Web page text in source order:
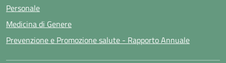
Personale
Medicina di Genere
Prevenzione e Promozione salute - Rapporto Annuale